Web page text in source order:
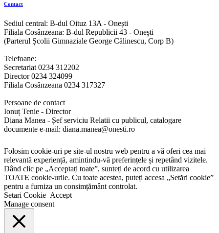
Contact
Sediul central: B-dul Oituz 13A - Onești
Filiala Cosânzeana: B-dul Republicii 43 - Onești
(Parterul Școlii Gimnaziale George Călinescu, Corp B)
Telefoane:
Secretariat 0234 312202
Director 0234 324099
Filiala Cosânzeana 0234 317327
Persoane de contact
Ionuț Tenie - Director
Diana Manea - Șef serviciu Relatii cu publicul, catalogare
documente e-mail: diana.manea@onesti.ro
Folosim cookie-uri pe site-ul nostru web pentru a vă oferi cea mai
relevantă experiență, amintindu-vă preferințele și repetând vizitele.
Dând clic pe „Acceptați toate”, sunteți de acord cu utilizarea
TOATE cookie-urile. Cu toate acestea, puteți accesa „Setări cookie”
pentru a furniza un consimțământ controlat.
Setari Cookie Accept
Manage consent